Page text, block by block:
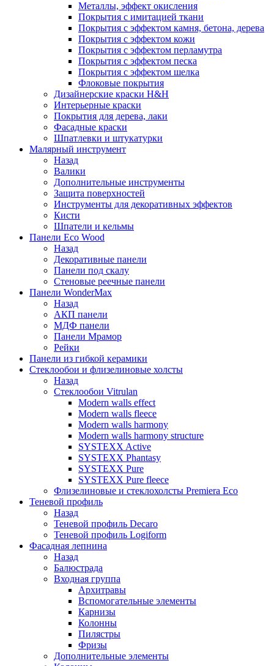
Металлы, эффект окисления
Покрытия с имитацией ткани
Покрытия с эффектом камня, бетона, дерева
Покрытия с эффектом кожи
Покрытия с эффектом перламутра
Покрытия с эффектом песка
Покрытия с эффектом шелка
Флоковые покрытия
Дизайнерские краски H&H
Интерьерные краски
Покрытия для дерева, лаки
Фасадные краски
Шпатлевки и штукатурки
Малярный инструмент
Назад
Валики
Дополнительные инструменты
Защита поверхностей
Инструменты для декоративных эффектов
Кисти
Шпатели и кельмы
Панели Eco Wood
Назад
Декоративные панели
Панели под скалу
Стеновые реечные панели
Панели WonderMax
Назад
АКП панели
МДФ панели
Панели Мрамор
Рейки
Панели из гибкой керамики
Стеклообои и флизелиновые холсты
Назад
Стеклообои Vitrulan
Modern walls effect
Modern walls fleece
Modern walls harmony
Modern walls harmony structure
SYSTEXX Active
SYSTEXX Phantasy
SYSTEXX Pure
SYSTEXX Pure fleece
Флизелиновые и стеклохолсты Premiera Eco
Теневой профиль
Назад
Теневой профиль Decaro
Теневой профиль Logiform
Фасадная лепнина
Назад
Балюстрада
Входная группа
Архитравы
Вспомогательные элементы
Карнизы
Колонны
Пилястры
Фризы
Дополнительные элементы